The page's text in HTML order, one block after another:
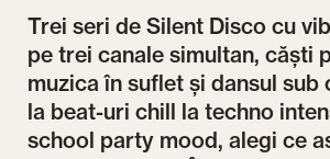
Trei seri de Silent Disco cu
pe trei canale simultan, căști
muzica în suflet și dansul sub
la beat-uri chill la techno
school party mood, alegi ce